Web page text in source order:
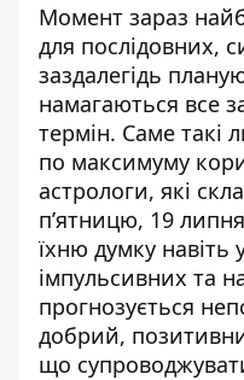
Момент зараз
для послідовних,
заздалегідь
намагаються все
термін. Саме такі
по максимуму
астрологи, які
п’ятницю, 19
їхню думку
імпульсивних та
прогнозується
добрий,
що